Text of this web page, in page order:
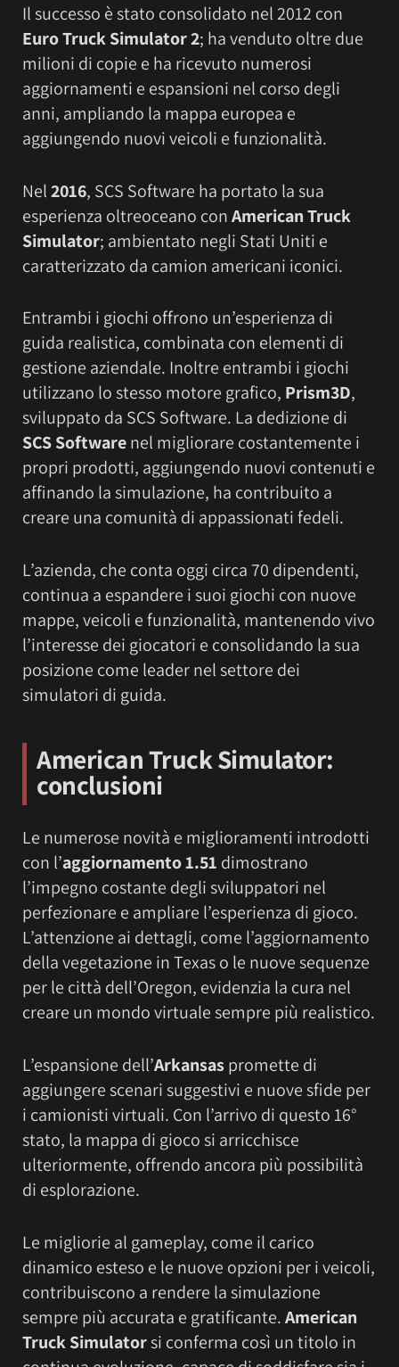
Il successo è stato consolidato nel 2012 con
Euro Truck Simulator 2; ha venduto oltre due
milioni di copie e ha ricevuto numerosi
aggiornamenti e espansioni nel corso degli
anni, ampliando la mappa europea e
aggiungendo nuovi veicoli e funzionalità.
Nel2016, SCS Software ha portato la sua
esperienza oltreoceano conAmerican Truck
Simulator; ambientato negli Stati Uniti e
caratterizzato da camion americani iconici.
Entrambi i giochi offrono un’esperienza di
guida realistica, combinata con elementi di
gestione aziendale. Inoltre entrambi i giochi
utilizzano lo stesso motore grafico, Prism3D,
sviluppato da SCS Software. La dedizione di
SCS Softwarenel migliorare costantemente i
propri prodotti, aggiungendo nuovi contenuti e
affinando la simulazione, ha contribuito a
creare una comunità di appassionati fedeli.
L’azienda, che conta oggi circa 70 dipendenti,
continua a espandere i suoi giochi con nuove
mappe, veicoli e funzionalità, mantenendo vivo
l’interesse dei giocatori e consolidando la sua
posizione come leader nel settore dei
simulatori di guida.
American Truck Simulator:
conclusioni
Le numerose novità e miglioramenti introdotti
con l’aggiornamento 1.51 dimostrano
l’impegno costante degli sviluppatori nel
perfezionare e ampliare l’esperienza di gioco.
L’attenzione ai dettagli, come l’aggiornamento
della vegetazione in Texas o le nuove sequenze
per le città dell’Oregon, evidenzia la cura nel
creare un mondo virtuale sempre più realistico.
L’espansione dell’Arkansaspromette di
aggiungere scenari suggestivi e nuove sfide per
i camionisti virtuali. Con l’arrivo di questo 16°
stato, la mappa di gioco si arricchisce
ulteriormente, offrendo ancora più possibilità
di esplorazione.
Le migliorie al gameplay, come il carico
dinamico esteso e le nuove opzioni per i veicoli,
contribuiscono a rendere la simulazione
sempre più accurata e gratificante.American
Truck Simulatorsi conferma così un titolo in